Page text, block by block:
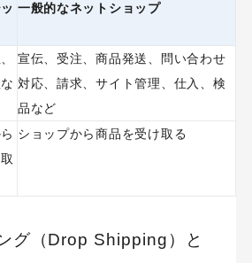
がある
作や広告など、集客に手間やコ
い商品の紹介や質問への対応が
プシッピング
一般的なネットショップ
宣伝、受注、商品発送、問い合わせ
対応、請求、サイト管理、仕入、検
品など
ショップから商品を受け取る
グ（Drop Shipping）と